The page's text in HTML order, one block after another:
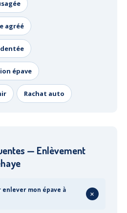
agréé
épave
Rachat auto
— Enlèvement
mon épave à
+